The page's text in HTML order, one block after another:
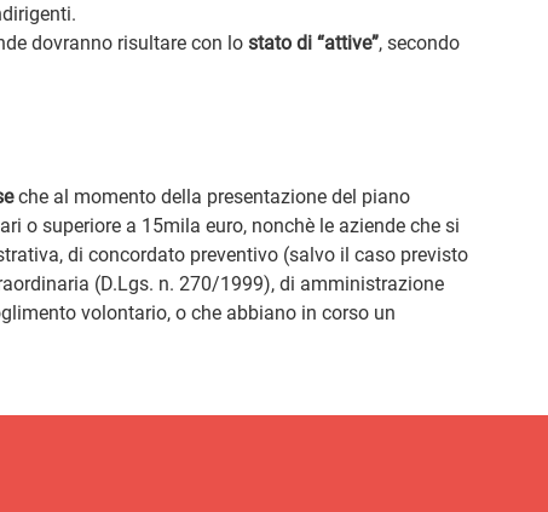
dovranno risultare con lo stato di “attive”, secondo
che al momento della presentazione del piano
o superiore a 15mila euro, nonchè le aziende che si
di concordato preventivo (salvo il caso previsto
(D.Lgs. n. 270/1999), di amministrazione
volontario, o che abbiano in corso un